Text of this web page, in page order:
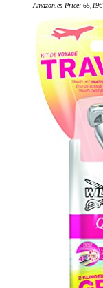
Amazon.es Price: 65,19€